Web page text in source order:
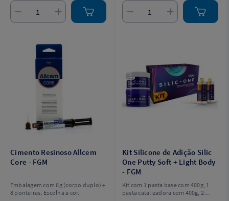
Cimento Resinoso Allcem
Core - FGM
Embalagem com 6g (corpo duplo) +
8 ponteiras. Escolha a cor.
Kit Silicone de Adição Silic
One Putty Soft + Light Body
- FGM
Kit com 1 pasta base com 400g, 1
pasta catalizadora com 400g, 2